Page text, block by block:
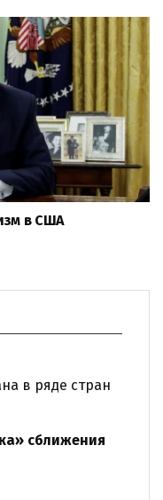
в США
в ряде стран
сближения